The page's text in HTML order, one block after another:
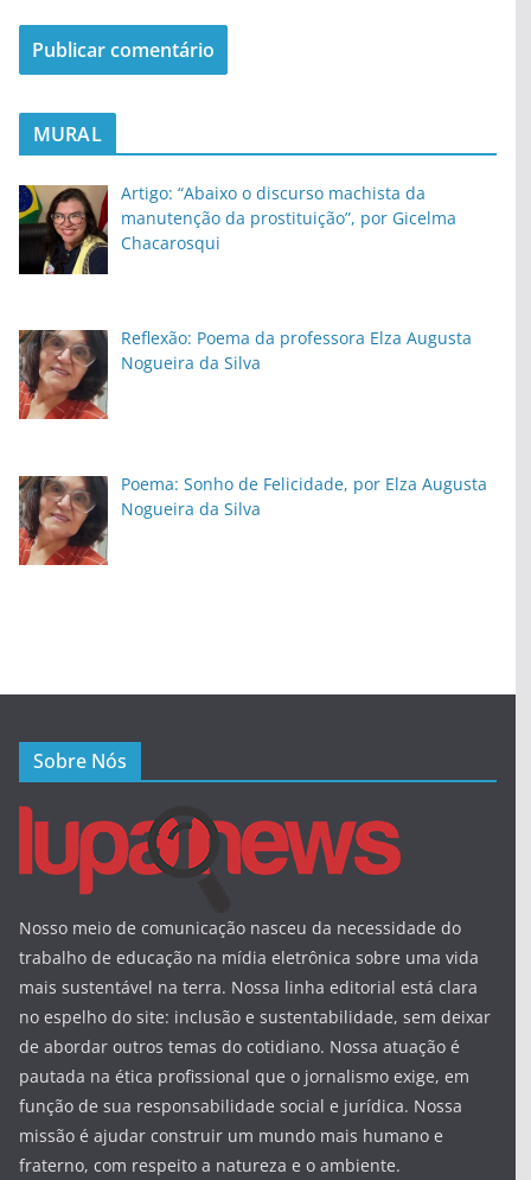
MURAL
Artigo: “Abaixo o discurso machista da
manutenção da prostituição”, por Gicelma
Chacarosqui
Reflexão: Poema da professora Elza Augusta
Nogueira da Silva
Poema: Sonho de Felicidade, por Elza Augusta
Nogueira da Silva
Sobre Nós
Nosso meio de comunicação nasceu da necessidade do
trabalho de educação na mídia eletrônica sobre uma vida
mais sustentável na terra. Nossa linha editorial está clara
no espelho do site: inclusão e sustentabilidade, sem deixar
de abordar outros temas do cotidiano. Nossa atuação é
pautada na ética profissional que o jornalismo exige, em
função de sua responsabilidade social e jurídica. Nossa
missão é ajudar construir um mundo mais humano e
fraterno, com respeito a natureza e o ambiente.